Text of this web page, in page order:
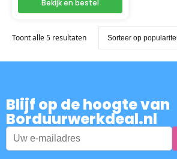
Bekijk en bestel
Toont alle 5 resultaten
Blijf op de hoogte van
Borduurwerkdeal.nl